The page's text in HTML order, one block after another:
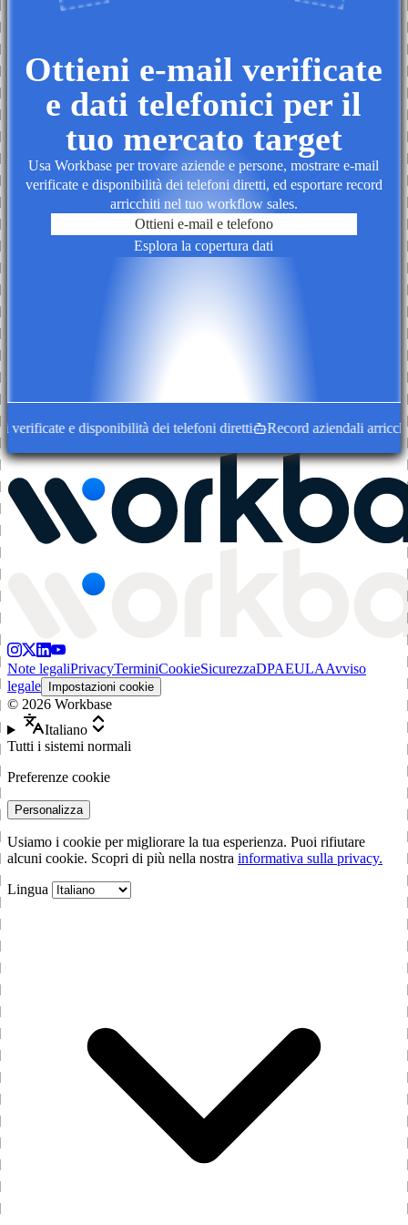
Ottieni e-mail verificate
e dati telefonici per il
tuo mercato target
Usa Workbase per trovare aziende e persone, mostrare e-mail
verificate e disponibilità dei telefoni diretti, ed esportare record
arricchiti nel tuo workflow sales.
Ottieni e-mail e telefono
Esplora la copertura dati
e disponibilità dei telefoni diretti Record aziendali arricchiti
Note legaliPrivacyTerminiCookieSicurezzaDPAEULAAvviso
legale
Impostazioni cookie
© 2026 Workbase
Italiano
Tutti i sistemi normali
Preferenze cookie
Personalizza
Usiamo i cookie per migliorare la tua esperienza. Puoi rifiutare
alcuni cookie. Scopri di più nella nostra informativa sulla privacy.
Lingua